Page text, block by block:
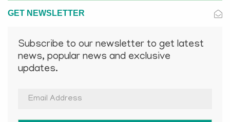
GET NEWSLETTER
Subscribe to our newsletter to get latest
news, popular news and exclusive
updates.